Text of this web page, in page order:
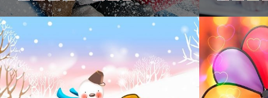
О спорт, ты — мир! —Что вы